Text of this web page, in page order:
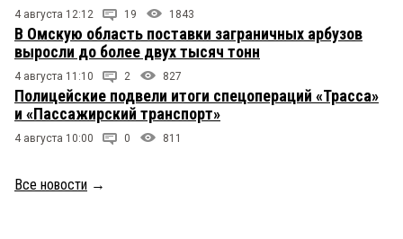
4 августа 12:12 19 1843
В Омскую область поставки заграничных арбузов
выросли до более двух тысяч тонн
4 августа 11:10 2 827
Полицейские подвели итоги спецопераций «Трасса»
и «Пассажирский транспорт»
4 августа 10:00 0 811
Все новости →